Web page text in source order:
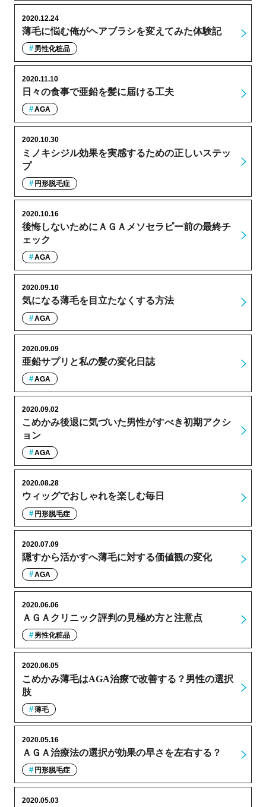
薄毛に悩む俺がヘアブラシを変えてみた体験記
2020.12.24
男性化粧品
日々の食事で亜鉛を髪に届ける工夫
2020.11.10
AGA
ミノキシジル効果を実感するための正しいステッ
プ
2020.10.30
円形脱毛症
後悔しないためにＡＧＡメソセラピー前の最終チ
ェック
2020.10.16
AGA
気になる薄毛を目立たなくする方法
2020.09.10
AGA
亜鉛サプリと私の髪の変化日誌
2020.09.09
AGA
こめかみ後退に気づいた男性がすべき初期アクシ
ョン
2020.09.02
AGA
ウィッグでおしゃれを楽しむ毎日
2020.08.28
円形脱毛症
隠すから活かすへ薄毛に対する価値観の変化
2020.07.09
AGA
ＡＧＡクリニック評判の見極め方と注意点
2020.06.06
男性化粧品
こめかみ薄毛はAGA治療で改善する？男性の選択
肢
2020.06.05
薄毛
ＡＧＡ治療法の選択が効果の早さを左右する？
2020.05.16
円形脱毛症
2020.05.03